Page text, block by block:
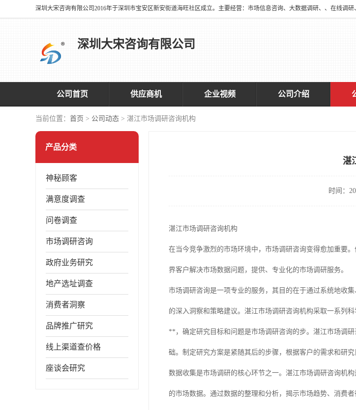
深圳大宋咨询有限公司
公司首页 供应商机 企业视频 公司介绍
当前位置： 首页 > 公司动态 > 湛江市场调研咨询机构
产品分类
神秘顾客
满意度调查
问卷调查
市场调研咨询
政府业务研究
地产选址调查
消费者洞察
品牌推广研究
线上渠道查价格
座谈会研究
湛
时间：
湛江市场调研咨询机构
在当今竞争激烈的市场环境中，市场调研咨询变得愈加重要
界客户解决市场数据问题，提供、专业化的市场调研服务。
市场调研咨询是一项专业的服务，其目的在于通过系统地收
的深入洞察和策略建议。湛江市场调研咨询机构采取一系列
**，确定研究目标和问题是市场调研咨询的步。湛江市场调
础。制定研究方案是紧随其后的步骤，根据客户的需求和研
数据收集是市场调研的核心环节之一。湛江市场调研咨询机
的市场数据。通过数据的整理和分析，揭示市场趋势、消费